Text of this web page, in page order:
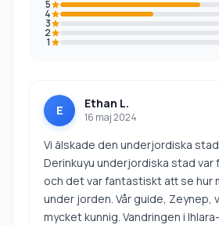
5
4
3
2
1
E Ethan L.
16 maj 2024
Vi älskade den underjordiska
Derinkuyu underjordiska stad var
och det var fantastiskt att se hur
under jorden. Vår guide, Zeynep,
mycket kunnig. Vandringen i